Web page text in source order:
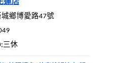
蓮店
鄉博愛路47號
三休